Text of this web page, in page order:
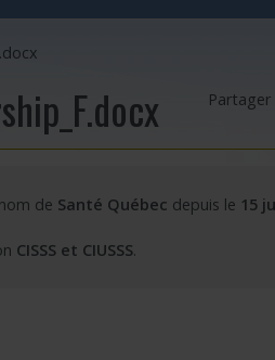
Forget-Bélanger – formation de
la relève en santé et services sociaux
et conférences
Eva Kehayia et Bonnie
Partager
de Santé Québec depuis le 15
CISSS et CIUSSS.